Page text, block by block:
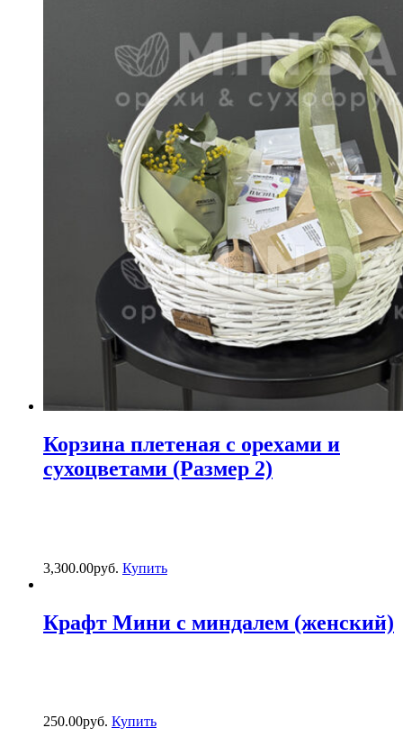
Корзина плетеная с орехами и
сухоцветами (Размер 2)
3,300.00руб. Купить
Крафт Мини с миндалем (женский)
250.00руб. Купить